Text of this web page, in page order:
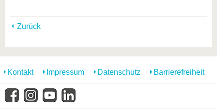
Zurück
Kontakt Impressum Datenschutz Barrierefreiheit